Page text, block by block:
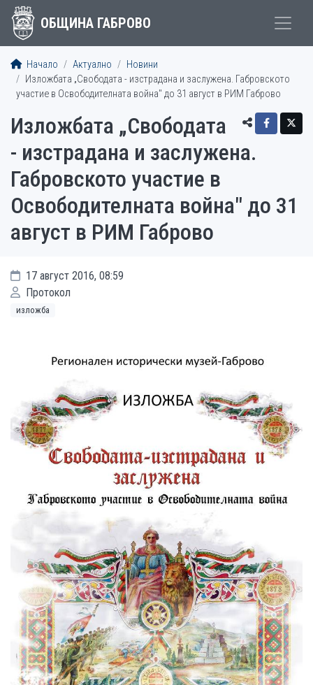
ОБЩИНА ГАБРОВО
Начало Актуално
Новини
Изложбата „Свободата - изстрадана и заслужена. Габровското
участие в Освободителната война" до 31 август в РИМ Габрово
Изложбата „Свободата
- изстрадана и заслужена.
Габровското участие в
Освободителната война" до 31
август в РИМ Габрово
17 август 2016, 08:59
Протокол
изложба